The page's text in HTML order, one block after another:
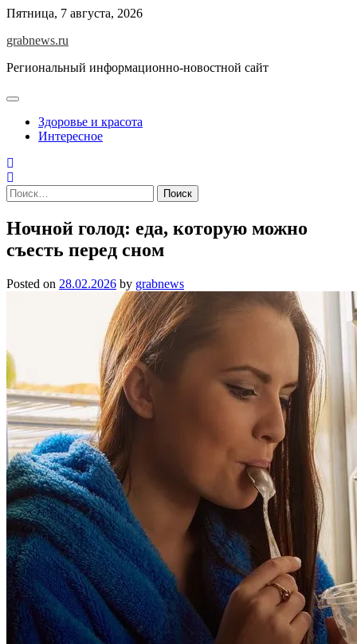
Skip
content
Пятница, 7 августа, 2026
grabnews.ru
Региональный информационно-новостной сайт
Здоровье и красота
Интересное
Найти:
Ночной голод: еда, которую можно
съесть перед сном
Posted on 28.02.2026 by grabnews